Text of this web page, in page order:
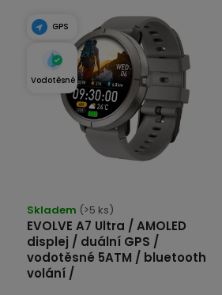
GPS
Vodotěsné
EVOLVE A7 Ultra / AMOLED
displej / duální GPS /
vodotěsné 5ATM / bluetooth
volání /
hodnocení
produktu
je
5,0
Skladem (>5 ks)